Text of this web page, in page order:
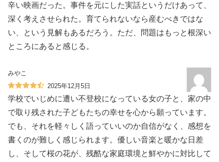
辛い映画だった。事件を元にした実話というだけあって、
深く考えさせられた。育てられないなら産むべきではな
い、という見解もあるだろう。ただ、問題はもっと根深い
ところにあると感じる。
みやこ
2025年12月5日
学校でいじめに遭い不登校になっている女の子と、家の中
で取り残された子どもたちの幸せを心から願っています。
でも、それを軽々しく語っていいのか自信がなく、感想を
書くのが難しく感じられます。優しい音楽と暖かな日差
し、そして桜の花が、残酷な家庭環境と鮮やかに対比して